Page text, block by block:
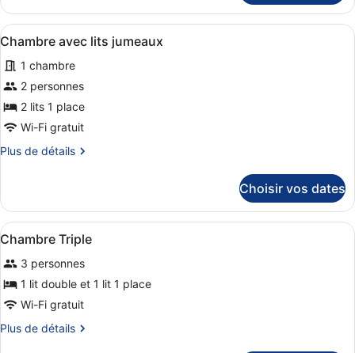
Double
le
type
de
Chambre
Double
Afficher
toutes
les
photos
pour
ce
de
avec
lits
jumeaux
Bureau, fer et planche à
4
Chambre avec lits jumeaux
1 chambre
2 personnes
2 lits 1 place
Wi-Fi gratuit
Plus de détails
Plus
le
type
de
Chambre
avec
lits
jumeaux
Choisir vos dates
Afficher
toutes
les
photos
pour
ce
type
Une chambre d’hôtel avec deux
4
Chambre Triple
3 personnes
1 lit double et 1 lit 1 place
Wi-Fi gratuit
Plus de détails
Plus